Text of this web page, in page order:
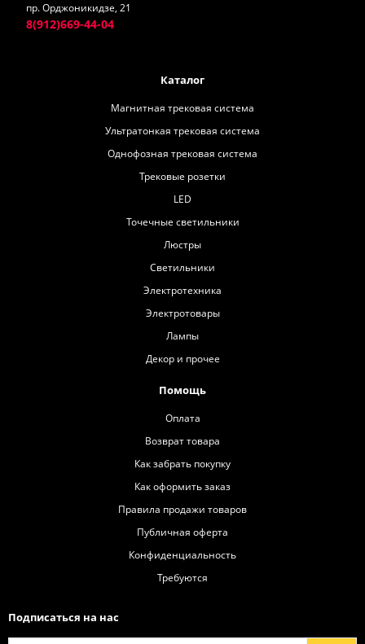
пр. Орджоникидзе, 21
8(912)669-44-04
Каталог
Магнитная трековая система
Ультратонкая трековая система
Однофозная трековая система
Трековые розетки
LED
Точечные светильники
Люстры
Светильники
Электротехника
Электротовары
Лампы
Декор и прочее
Помощь
Оплата
Возврат товара
Как забрать покупку
Как оформить заказ
Правила продажи товаров
Публичная оферта
Конфиденциальность
Требуются
Подписаться на нас